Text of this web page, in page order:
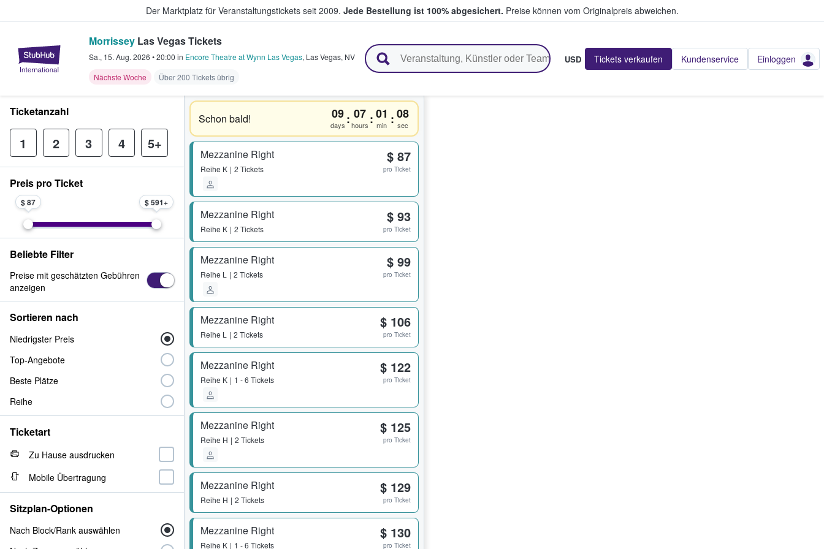
Der Marktplatz für Veranstaltungstickets seit 2009. Jede Bestellung ist 100% abgesichert. Preise können vom Originalpreis abweichen.
StubHub - Wo Fans Tickets kaufen & verkaufen
Morrissey Las Vegas Tickets
Sa., 15. Aug. 2026 •20:00 in Encore Theatre at Wynn Las Vegas, Las Vegas, NV
Nächste Woche
Über 200 Tickets übrig
USD Tickets verkaufen Kundenservice Einloggen
Schon bald! 09
days : 07
hours :01
min :08
sec
Mezzanine Right
Reihe K 2 Tickets
$ 87
pro Ticket
Mezzanine Right
Reihe K 2 Tickets
$ 93
pro Ticket
Mezzanine Right
Reihe L 2 Tickets
$ 99
pro Ticket
Mezzanine Right
Reihe L 2 Tickets
$ 106
pro Ticket
Mezzanine Right
Reihe K 1 - 6 Tickets
$ 122
pro Ticket
Mezzanine Right
Reihe H 2 Tickets
$ 125
pro Ticket
Mezzanine Right
Reihe H 2 Tickets
$ 129
pro Ticket
Mezzanine Right
Reihe K 1 - 6 Tickets
$ 130
pro Ticket
Ticketanzahl
1 2 3 4 5+
Preis pro Ticket
$ 87 $ 591
Beliebte Filter
Preise mit geschätzten Gebühren
anzeigen
Sortieren nach
Niedrigster Preis
Top-Angebote
Beste Plätze
Reihe
Ticketart
Zu Hause ausdrucken
Mobile Übertragung
Sitzplan-Optionen
Nach Block/Rank auswählen